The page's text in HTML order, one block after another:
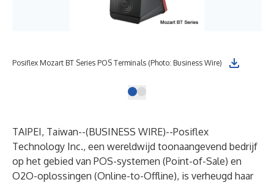
Posiflex Mozart BT Series POS Terminals (Photo: Business Wire)
TAIPEI, Taiwan--(BUSINESS WIRE)--Posiflex
Technology Inc., een wereldwijd toonaangevend bedrijf
op het gebied van POS-systemen (Point-of-Sale) en
O2O-oplossingen (Online-to-Offline), is verheugd haar